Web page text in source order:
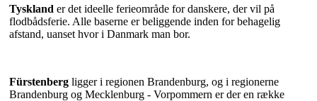
Tyskland er det ideelle ferieområde for danskere, der vil på
flodbådsferie. Alle baserne er beliggende inden for behagelig
afstand, uanset hvor i Danmark man bor.
Fürstenberg ligger i regionen Brandenburg, og i regionerne
Brandenburg og Mecklenburg - Vorpommern er der en række